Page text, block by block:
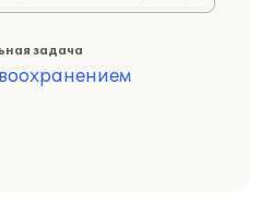
задача